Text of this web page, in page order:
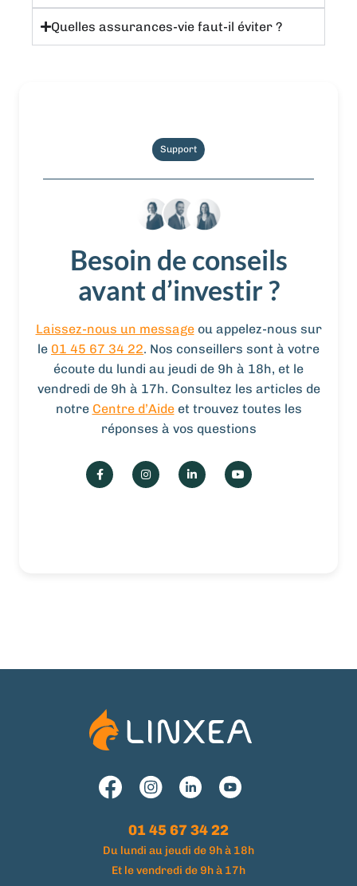
Quelles assurances-vie faut-il éviter ?
Support
Besoin de conseils
avant d’investir ?
Laissez-nous un messageou appelez-nous sur
le 01 45 67 34 22. Nos conseillers sont à votre
écoute du lundi au jeudi de 9h à 18h, et le
vendredi de 9h à 17h. Consultez les articles de
notre Centre d’Aideet trouvez toutes les
réponses à vos questions
01 45 67 34 22
Du lundi au jeudi de 9h à 18h
Et le vendredi de 9h à 17h